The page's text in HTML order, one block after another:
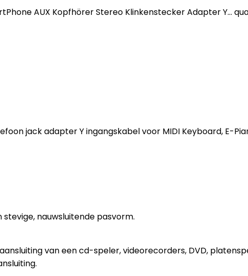
AUX Kopfhörer Stereo Klinkenstecker Adapter Y…
jack adapter Y ingangskabel voor MIDI Keyboard, E-
nauwsluitende pasvorm.
van een cd-speler, videorecorders, DVD,